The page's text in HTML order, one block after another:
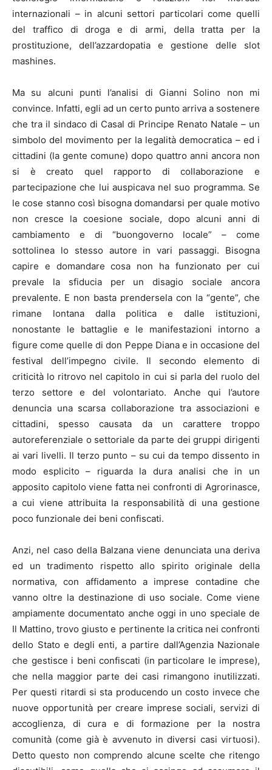
internazionali – in alcuni settori particolari come quelli
del traffico di droga e di armi, della tratta per la
prostituzione, dell’azzardopatia e gestione delle slot
mashines.
Ma su alcuni punti l’analisi di Gianni Solino non mi
convince. Infatti, egli ad un certo punto arriva a sostenere
che tra il sindaco di Casal di Principe Renato Natale – un
simbolo del movimento per la legalità democratica – ed i
cittadini (la gente comune) dopo quattro anni ancora non
si è creato quel rapporto di collaborazione e
partecipazione che lui auspicava nel suo programma. Se
le cose stanno così bisogna domandarsi per quale motivo
non cresce la coesione sociale, dopo alcuni anni di
cambiamento e di “buongoverno locale” – come
sottolinea lo stesso autore in vari passaggi. Bisogna
capire e domandare cosa non ha funzionato per cui
prevale la sfiducia per un disagio sociale ancora
prevalente. E non basta prendersela con la “gente”, che
rimane lontana dalla politica e dalle istituzioni,
nonostante le battaglie e le manifestazioni intorno a
figure come quelle di don Peppe Diana e in occasione del
festival dell’impegno civile. Il secondo elemento di
criticità lo ritrovo nel capitolo in cui si parla del ruolo del
terzo settore e del volontariato. Anche qui l’autore
denuncia una scarsa collaborazione tra associazioni e
cittadini, spesso causata da un carattere troppo
autoreferenziale o settoriale da parte dei gruppi dirigenti
ai vari livelli. Il terzo punto – su cui da tempo dissento in
modo esplicito – riguarda la dura analisi che in un
apposito capitolo viene fatta nei confronti di Agrorinasce,
a cui viene attribuita la responsabilità di una gestione
poco funzionale dei beni confiscati.
Anzi, nel caso della Balzana viene denunciata una deriva
ed un tradimento rispetto allo spirito originale della
normativa, con affidamento a imprese contadine che
vanno oltre la destinazione di uso sociale. Come viene
ampiamente documentato anche oggi in uno speciale de
Il Mattino, trovo giusto e pertinente la critica nei confronti
dello Stato e degli enti, a partire dall’Agenzia Nazionale
che gestisce i beni confiscati (in particolare le imprese),
che nella maggior parte dei casi rimangono inutilizzati.
Per questi ritardi si sta producendo un costo invece che
nuove opportunità per creare imprese sociali, servizi di
accoglienza, di cura e di formazione per la nostra
comunità (come già è avvenuto in diversi casi virtuosi).
Detto questo non comprendo alcune scelte che ritengo